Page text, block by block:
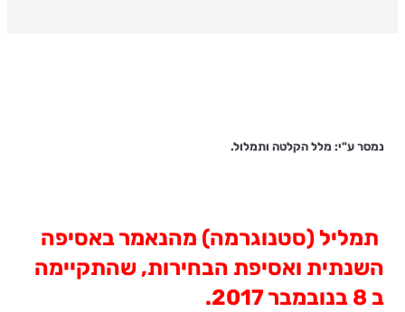
נמסר ע"י: מלל הקלטה ותמלול.
תמליל (סטנוגרמה) מהנאמר באסיפה
השנתית ואסיפת הבחירות, שהתקיימה
ב 8 בנובמבר 2017.